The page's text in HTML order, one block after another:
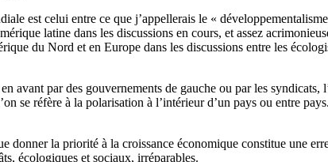
est celui entre ce que j’appellerais le «
latine dans les discussions en cours, et assez
du Nord et en Europe dans les discussions entre les
avant par des gouvernements de gauche ou par les
se réfère à la polarisation à l’intérieur d’un pays ou entre
donner la priorité à la croissance économique constitue une
écologiques et sociaux, irréparables.